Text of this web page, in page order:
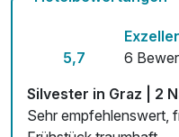
5,7
6
Silvester in Graz | 2
Sehr empfehlenswert,